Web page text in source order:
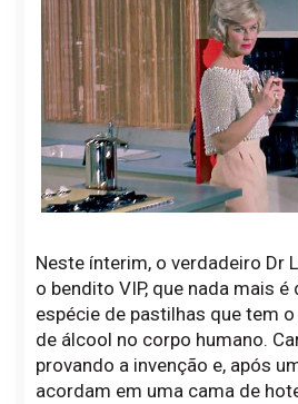
Neste ínterim, o verdadeiro Dr
o bendito VIP, que nada mais é
espécie de pastilhas que tem
de álcool no corpo humano.
provando a invenção e, após
acordam em uma cama de